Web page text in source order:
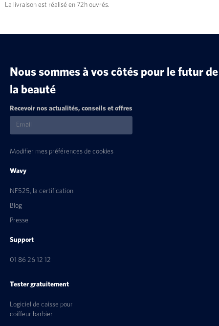
La livraison est réalisé en 72h ouvrés.
Nous sommes à vos côtés pour le futur de
la beauté
Recevoir nos actualités, conseils et offres
Modifier mes préférences de cookies
Wavy
NF525, la certification
Blog
Presse
Support
01 86 26 12 12
Tester gratuitement
Logiciel de caisse pour
coiffeur barbier